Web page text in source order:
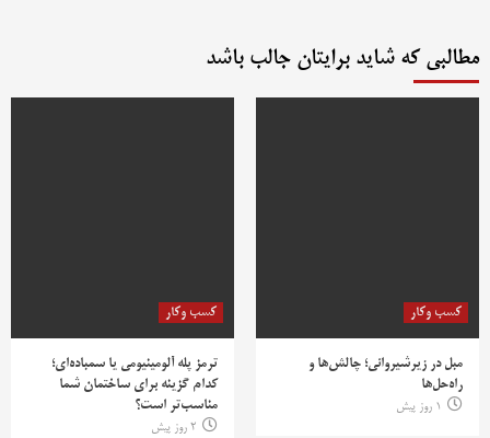
مطالبی که شاید برایتان جالب باشد
کسب وکار
مبل در زیرشیروانی؛ چالش‌ها و
راه‌حل‌ها
1 روز پیش
کسب وکار
ترمز پله آلومینیومی یا سمباده‌ای؛
کدام گزینه برای ساختمان شما
مناسب‌تر است؟
2 روز پیش